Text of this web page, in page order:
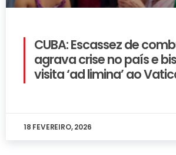
CUBA: Escassez de
agrava crise no país e
visita ‘ad limina’ ao
18 FEVEREIRO, 2026